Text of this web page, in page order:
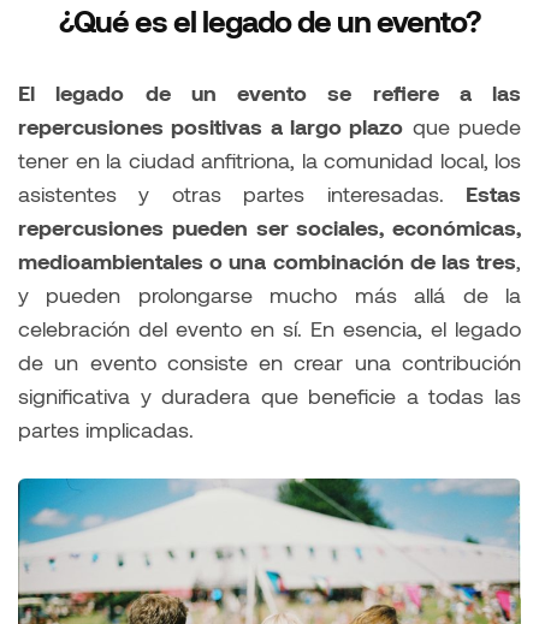
¿Qué es el legado de un evento?
El legado de un evento se refiere a las
repercusiones positivas a largo plazo que puede
tener en la ciudad anfitriona, la comunidad local, los
asistentes y otras partes interesadas. Estas
repercusiones pueden ser sociales, económicas,
medioambientales o una combinación de las tres,
y pueden prolongarse mucho más allá de la
celebración del evento en sí. En esencia, el legado
de un evento consiste en crear una contribución
significativa y duradera que beneficie a todas las
partes implicadas.